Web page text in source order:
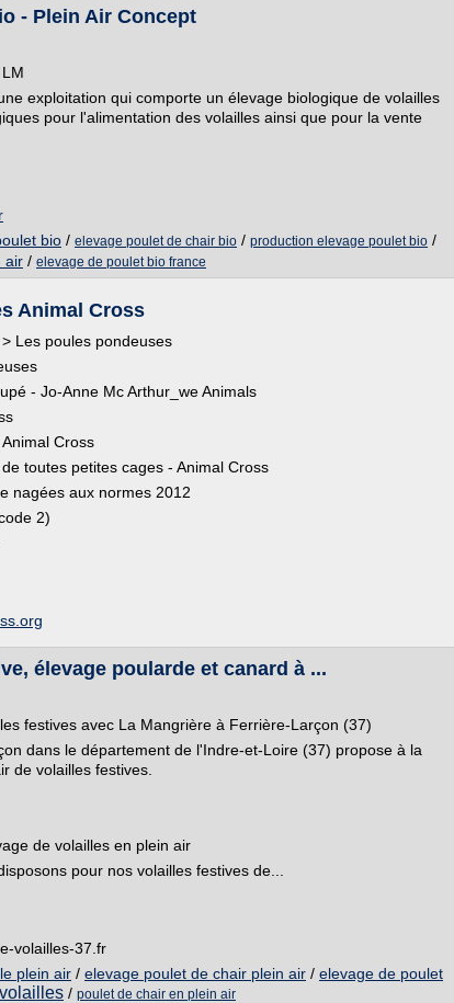
- Plein Air Concept
exploitation qui comporte un élevage biologique de volailles
pour l'alimentation des volailles ainsi que pour la vente
bio / elevage poulet de chair bio / production elevage poulet bio /
air / elevage de poulet bio france
Animal Cross
Les poules pondeuses
- Jo-Anne Mc Arthur_we Animals
Cross
toutes petites cages - Animal Cross
nagées aux normes 2012
2)
élevage poularde et canard à ...
festives avec La Mangrière à Ferrière-Larçon (37)
dans le département de l'Indre-et-Loire (37) propose à la
de volailles festives.
de volailles en plein air
pour nos volailles festives de...
volailles-37.fr
plein air / elevage poulet de chair plein air / elevage de poulet
/ poulet de chair en plein air